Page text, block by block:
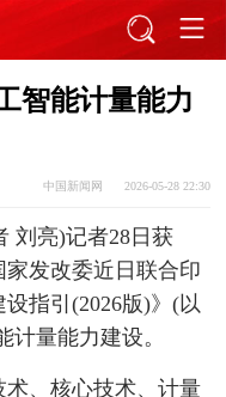
智能计量能力
中国新闻网 2026-05-28 22:30
刘亮)记者28日获
发改委近日联合印
指引(2026版)》(以
量能力建设。
、核心技术、计量